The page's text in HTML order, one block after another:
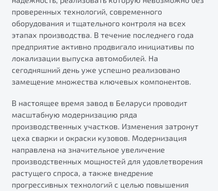
проверенных технологий, современного
оборудования и тщательного контроля на всех
этапах производства. В течение последнего года
предприятие активно продвигало инициативы по
локализации выпуска автомобилей. На
сегодняшний день уже успешно реализовано
замещение множества ключевых компонентов.
В настоящее время завод в Беларуси проводит
масштабную модернизацию ряда
производственных участков. Изменения затронут
цеха сварки и окраски кузовов. Модернизация
направлена на значительное увеличение
производственных мощностей для удовлетворения
растущего спроса, а также внедрение
прогрессивных технологий с целью повышения